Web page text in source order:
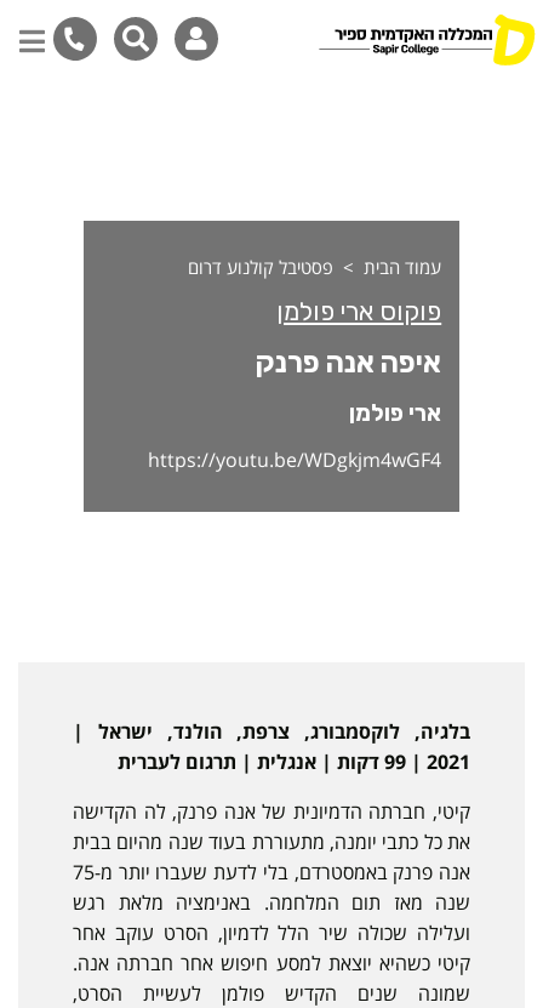
עמוד הבית פסטיבל קולנוע דרום
פוקוס ארי פולמן
איפה אנה פרנק
ארי פולמן
https://youtu.be/WDgkjm4wGF4
בלגיה, לוקסמבורג, צרפת, הולנד, ישראל |
2021 | 99 דקות | אנגלית | תרגום לעברית
קיטי, חברתה הדמיונית של אנה פרנק, לה הקדישה
את כל כתבי יומנה, מתעוררת בעוד שנה מהיום בבית
אנה פרנק באמסטרדם, בלי לדעת שעברו יותר מ-75
שנה מאז תום המלחמה. באנימציה מלאת רגש
ועלילה שכולה שיר הלל לדמיון, הסרט עוקב אחר
קיטי כשהיא יוצאת למסע חיפוש אחר חברתה אנה.
שמונה שנים הקדיש פולמן לעשיית הסרט,